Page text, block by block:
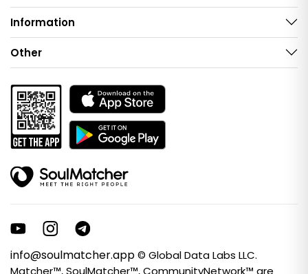
Information
Other
info@soulmatcher.app© Global Data Labs LLC.